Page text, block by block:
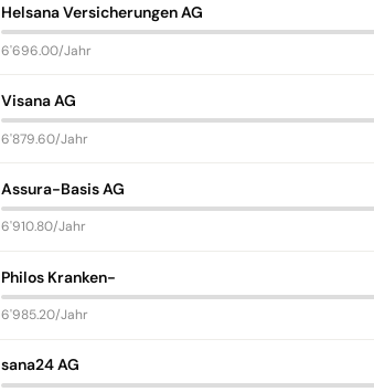
Helsana Versicherungen AG
6'696.00/Jahr
Visana AG
6'879.60/Jahr
Assura-Basis AG
6'910.80/Jahr
Philos Kranken-
6'985.20/Jahr
sana24 AG